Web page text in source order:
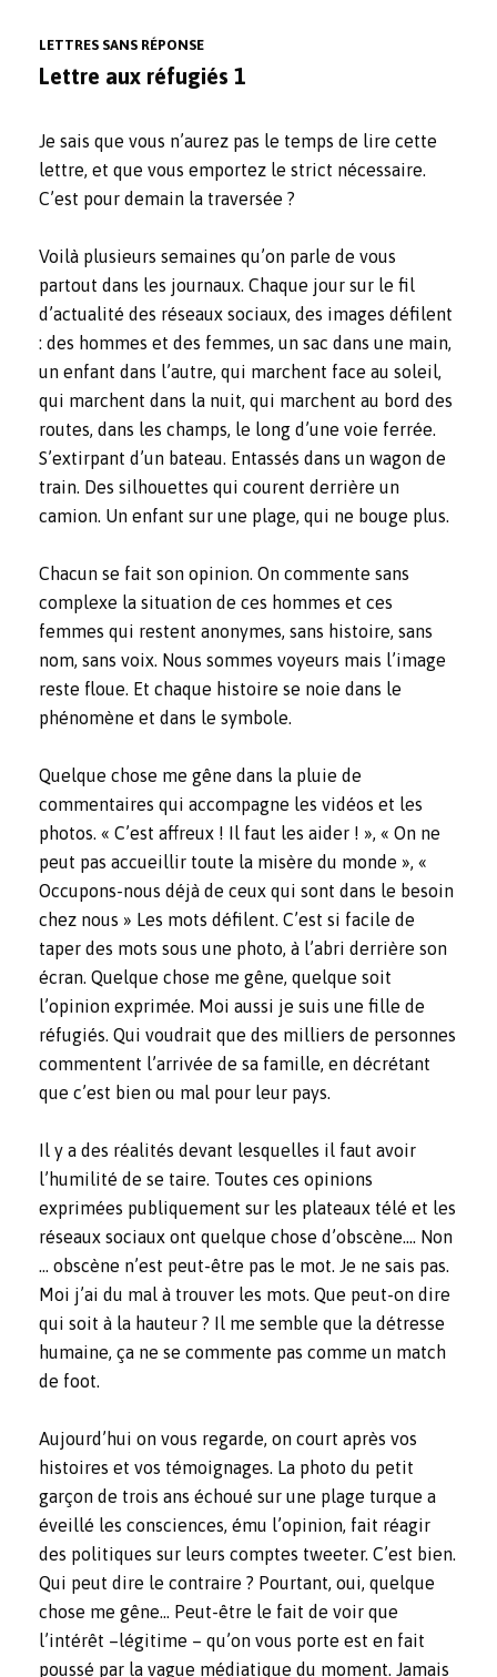
LETTRES SANS RÉPONSE
Lettre aux réfugiés 1
Je sais que vous n’aurez pas le temps de lire cette
lettre, et que vous emportez le strict nécessaire.
C’est pour demain la traversée ?
Voilà plusieurs semaines qu’on parle de vous
partout dans les journaux. Chaque jour sur le fil
d’actualité des réseaux sociaux, des images défilent
: des hommes et des femmes, un sac dans une main,
un enfant dans l’autre, qui marchent face au soleil,
qui marchent dans la nuit, qui marchent au bord des
routes, dans les champs, le long d’une voie ferrée.
S’extirpant d’un bateau. Entassés dans un wagon de
train. Des silhouettes qui courent derrière un
camion. Un enfant sur une plage, qui ne bouge plus.
Chacun se fait son opinion. On commente sans
complexe la situation de ces hommes et ces
femmes qui restent anonymes, sans histoire, sans
nom, sans voix. Nous sommes voyeurs mais l’image
reste floue. Et chaque histoire se noie dans le
phénomène et dans le symbole.
Quelque chose me gêne dans la pluie de
commentaires qui accompagne les vidéos et les
photos. « C’est affreux ! Il faut les aider ! », « On ne
peut pas accueillir toute la misère du monde », «
Occupons-nous déjà de ceux qui sont dans le besoin
chez nous » Les mots défilent. C’est si facile de
taper des mots sous une photo, à l’abri derrière son
écran. Quelque chose me gêne, quelque soit
l’opinion exprimée. Moi aussi je suis une fille de
réfugiés. Qui voudrait que des milliers de personnes
commentent l’arrivée de sa famille, en décrétant
que c’est bien ou mal pour leur pays.
Il y a des réalités devant lesquelles il faut avoir
l’humilité de se taire. Toutes ces opinions
exprimées publiquement sur les plateaux télé et les
réseaux sociaux ont quelque chose d’obscène…. Non
… obscène n’est peut-être pas le mot. Je ne sais pas.
Moi j’ai du mal à trouver les mots. Que peut-on dire
qui soit à la hauteur ? Il me semble que la détresse
humaine, ça ne se commente pas comme un match
de foot.
Aujourd’hui on vous regarde, on court après vos
histoires et vos témoignages. La photo du petit
garçon de trois ans échoué sur une plage turque a
éveillé les consciences, ému l’opinion, fait réagir
des politiques sur leurs comptes tweeter. C’est bien.
Qui peut dire le contraire ? Pourtant, oui, quelque
chose me gêne… Peut-être le fait de voir que
l’intérêt –légitime – qu’on vous porte est en fait
poussé par la vague médiatique du moment. Jamais